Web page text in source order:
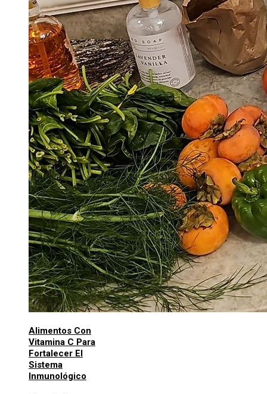
Alimentos Con
Vitamina C Para
Fortalecer El
Sistema
Inmunológico